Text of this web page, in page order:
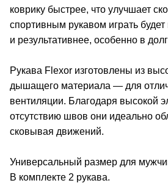
коврику быстрее, что улучшает
спортивным рукавом играть
и результативнее, особенно в
Рукава Flexor изготовлены из
дышащего материала — для
вентиляции. Благодаря высокой
отсутствию швов они идеально
сковывая движений.
Универсальный размер для
В комплекте 2 рукава.